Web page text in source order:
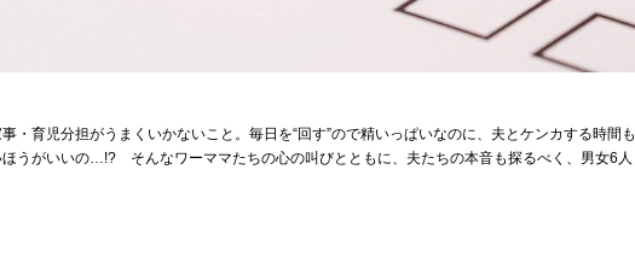
・育児分担がうまくいかないこと。毎日を“回す”ので精いっぱいなのに、夫とケンカする時間も
うがいいの…!? そんなワーママたちの心の叫びとともに、夫たちの本音も探るべく、男女6人